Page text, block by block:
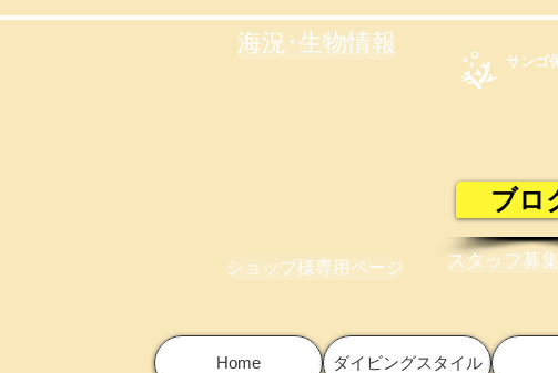
海況･生物情報
サンゴ
ブロ
ショップ様専用ページ スタッフ募
Home ダイビングスタイル